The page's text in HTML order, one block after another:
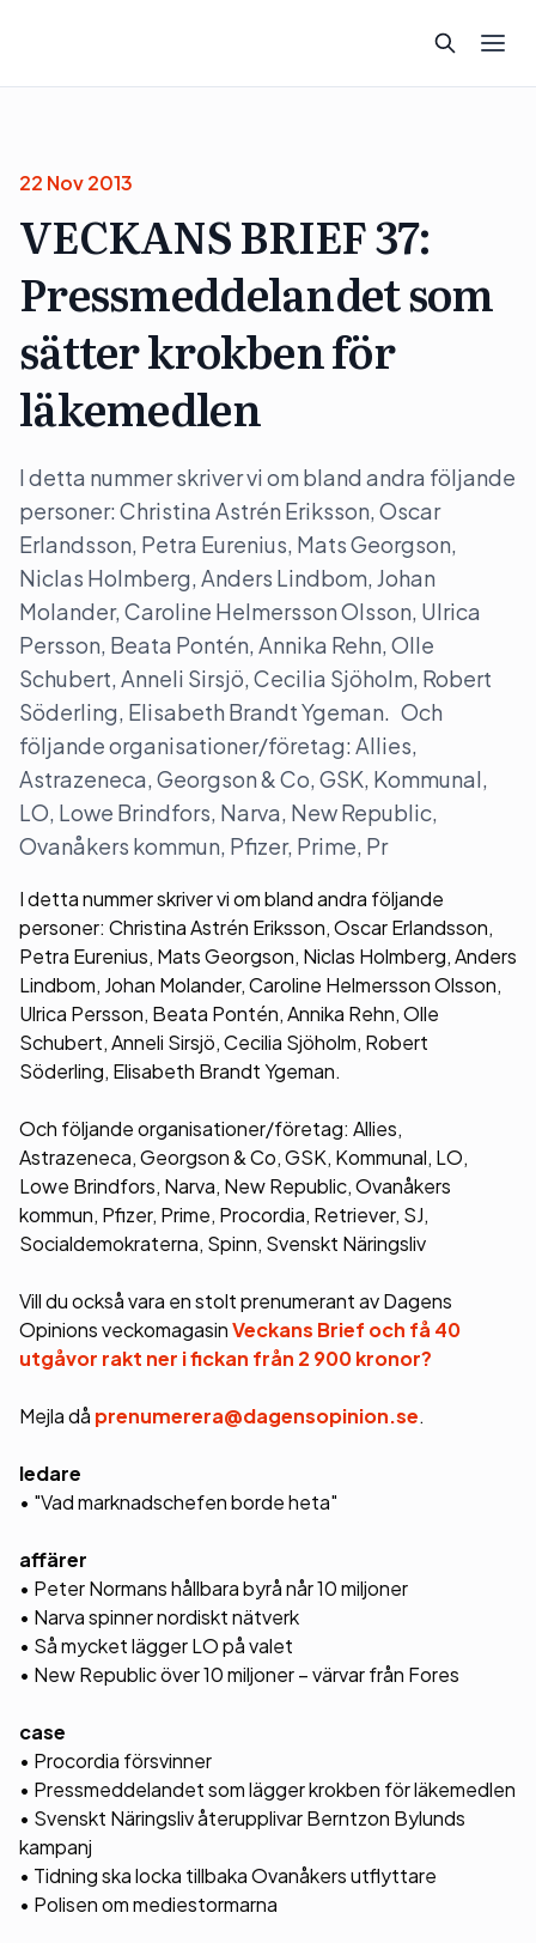
22 Nov 2013
VECKANS BRIEF 37:
Pressmeddelandet som
sätter krokben för
läkemedlen
I detta nummer skriver vi om bland andra följande
personer: Christina Astrén Eriksson, Oscar
Erlandsson, Petra Eurenius, Mats Georgson,
Niclas Holmberg, Anders Lindbom, Johan
Molander, Caroline Helmersson Olsson, Ulrica
Persson, Beata Pontén, Annika Rehn, Olle
Schubert, Anneli Sirsjö, Cecilia Sjöholm, Robert
Söderling, Elisabeth Brandt Ygeman. Och
följande organisationer/företag: Allies,
Astrazeneca, Georgson & Co, GSK, Kommunal,
LO, Lowe Brindfors, Narva, New Republic,
Ovanåkers kommun, Pfizer, Prime, Pr
I detta nummer skriver vi om bland andra följande
personer: Christina Astrén Eriksson, Oscar Erlandsson,
Petra Eurenius, Mats Georgson, Niclas Holmberg, Anders
Lindbom, Johan Molander, Caroline Helmersson Olsson,
Ulrica Persson, Beata Pontén, Annika Rehn, Olle
Schubert, Anneli Sirsjö, Cecilia Sjöholm, Robert
Söderling, Elisabeth Brandt Ygeman.
Och följande organisationer/företag: Allies,
Astrazeneca, Georgson & Co, GSK, Kommunal, LO,
Lowe Brindfors, Narva, New Republic, Ovanåkers
kommun, Pfizer, Prime, Procordia, Retriever, SJ,
Socialdemokraterna, Spinn, Svenskt Näringsliv
Vill du också vara en stolt prenumerant av Dagens
Opinions veckomagasinVeckans Brief och få 40
utgåvor rakt ner i fickan från 2 900 kronor?
Mejla då prenumerera@dagensopinion.se.
ledare
• "Vad marknadschefen borde heta"
affärer
• Peter Normans hållbara byrå når 10 miljoner
• Narva spinner nordiskt nätverk
• Så mycket lägger LO på valet
• New Republic över 10 miljoner – värvar från Fores
case
• Procordia försvinner
• Pressmeddelandet som lägger krokben för läkemedlen
• Svenskt Näringsliv återupplivar Berntzon Bylunds
kampanj
• Tidning ska locka tillbaka Ovanåkers utflyttare
• Polisen om mediestormarna